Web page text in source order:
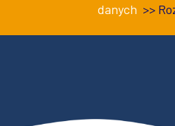
danych >>